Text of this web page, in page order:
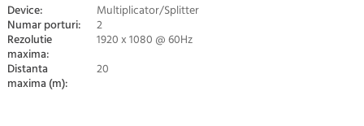
Device: Multiplicator/Splitter
Numar porturi: 2
Rezolutie
maxima:
1920 x 1080 @ 60Hz
Distanta
maxima (m):
20